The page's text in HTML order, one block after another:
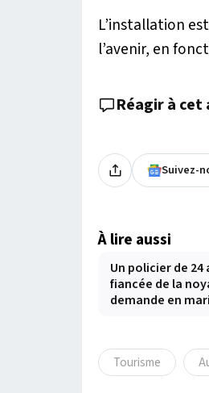
L’installation
l’avenir, en
Réagir à
Suivez-
À lire aussi
Un policier de
fiancée de la
demande en
Tourisme